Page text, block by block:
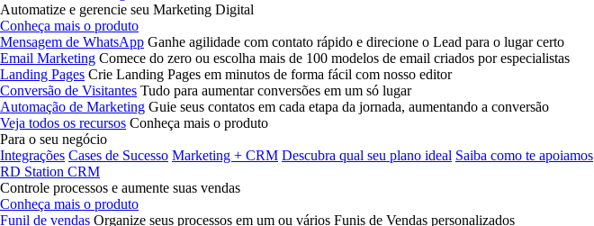
Automatize e gerencie seu Marketing Digital
Conheça mais o produto
Mensagem de WhatsApp Ganhe agilidade com contato rápido e direcione o Lead para o lugar certo
Email Marketing Comece do zero ou escolha mais de 100 modelos de email criados por especialistas
Landing Pages Crie Landing Pages em minutos de forma fácil com nosso editor
Conversão de Visitantes Tudo para aumentar conversões em um só lugar
Automação de Marketing Guie seus contatos em cada etapa da jornada, aumentando a conversão
Veja todos os recursos Conheça mais o produto
Para o seu negócio
Integrações Cases de Sucesso Marketing + CRM Descubra qual seu plano ideal Saiba como te apoiamos
RD Station CRM
Controle processos e aumente suas vendas
Conheça mais o produto
Funil de vendas Organize seus processos em um ou vários Funis de Vendas personalizados